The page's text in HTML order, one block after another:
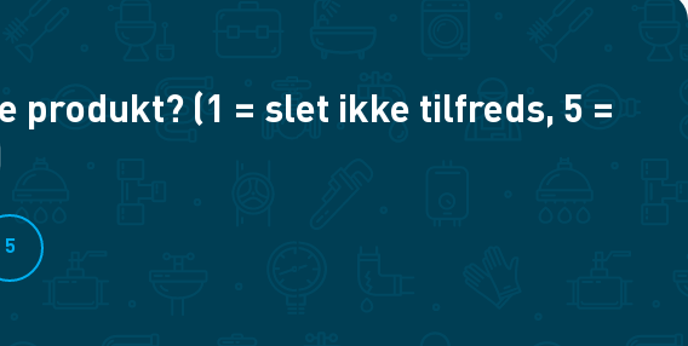
produkt? (1 = slet ikke tilfreds, 5 =
5